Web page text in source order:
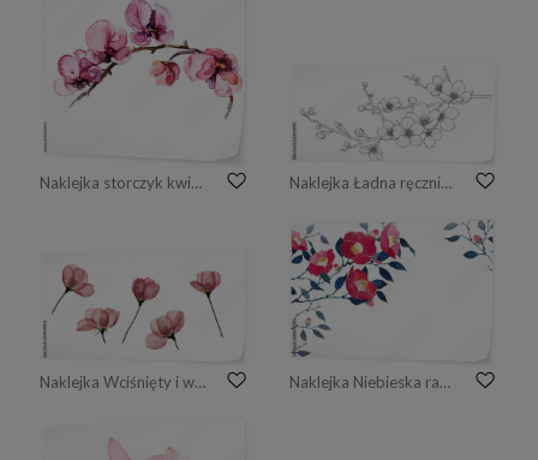
Naklejka storczyk kwiaty akwarela na białym tle Naklejka Ładna ręcznie rysowane na białym tle gałąź sakkury zestaw 1.
Naklejka Wciśnięty i wysuszony pączek kwiatu jabłka Naklejka Niebieska ramka 03